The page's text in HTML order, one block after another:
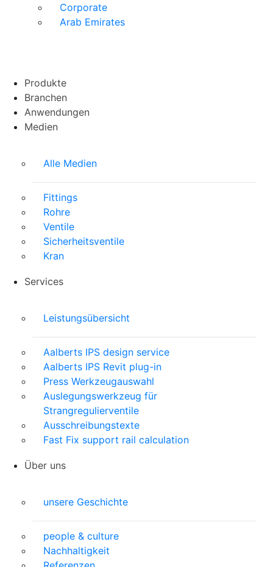
Corporate
Arab Emirates
Produkte
Branchen
Anwendungen
Medien
Alle Medien
Fittings
Rohre
Ventile
Sicherheitsventile
Kran
Services
Leistungsübersicht
Aalberts IPS design service
Aalberts IPS Revit plug-in
Press Werkzeugauswahl
Auslegungswerkzeug für
Strangregulierventile
Ausschreibungstexte
Fast Fix support rail calculation
Über uns
unsere Geschichte
people & culture
Nachhaltigkeit